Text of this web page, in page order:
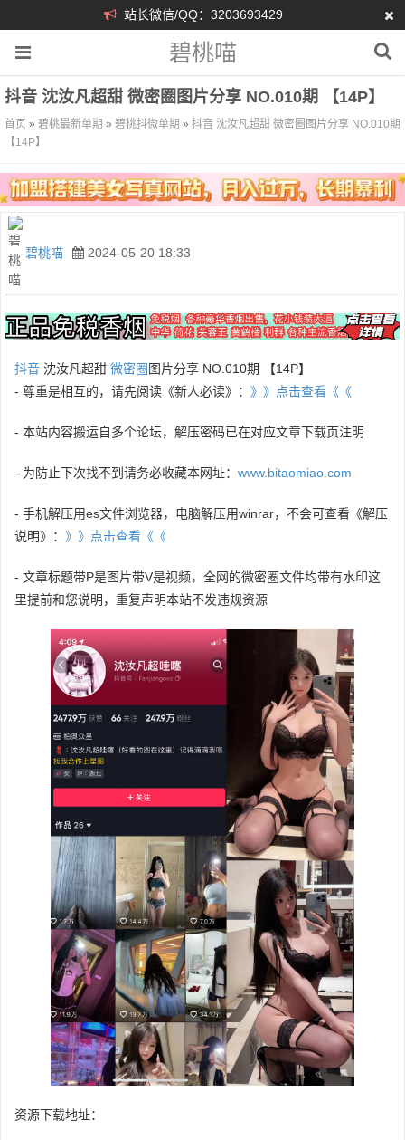
站长微信/QQ：3203693429
碧桃喵
抖音 沈汝凡超甜 微密圈图片分享 NO.010期 【14P】
首页 » 碧桃最新单期 » 碧桃抖微单期 » 抖音 沈汝凡超甜 微密圈图片分享 NO.010期
【14P】
碧桃喵 2024-05-20 18:33
抖音 沈汝凡超甜 微密圈 图片分享 NO.010期 【14P】
- 尊重是相互的，请先阅读《新人必读》： 》》点击查看《《
- 本站内容搬运自多个论坛，解压密码已在对应文章下载页注明
- 为防止下次找不到请务必收藏本网址： www.bitaomiao.com
- 手机解压用es文件浏览器，电脑解压用winrar，不会可查看《解压
说明》： 》》点击查看《《
- 文章标题带P是图片带V是视频，全网的微密圈文件均带有水印这
里提前和您说明，重复声明本站不发违规资源
资源下载地址：